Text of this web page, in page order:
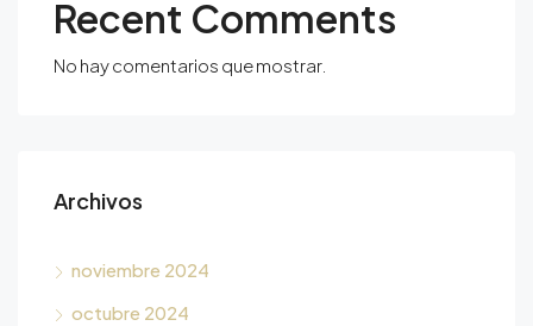
Recent Comments
No hay comentarios que mostrar.
Archivos
noviembre 2024
octubre 2024